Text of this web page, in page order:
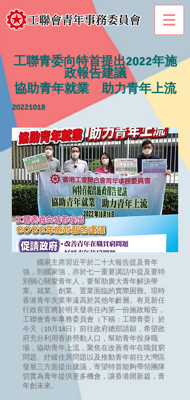
工聯青委向特首提出2022年施
政報告建議
協助青年就業 助力青年上流
20221018
國家主席習近平於二十大報告提及青年
強，則國家強，亦於七一重要講話中提及要特
別關心關愛青年人，要幫助廣大青年解決學
業、就業、創業、置業面臨的實際困難。現時
香港青年失業率遠高於其他年齡層。有見新任
行政長官將於明天發表任內第一份施政報告，
工聯會青年事務委員會（下稱：工聯青委）於
今天（10月18日）前往政府總部請願，希望政
府充分利用香港勞動人口，幫助青年投身職
場，協助青年上流，聚焦在改善青年在職貧窮
問題、紓緩住房問題以及推動青年前往大灣區
發展三方面提出建議，寄望特首能夠帶領團隊
切實為青年提供更多機會，讓香港開新篇，青
年創未來。